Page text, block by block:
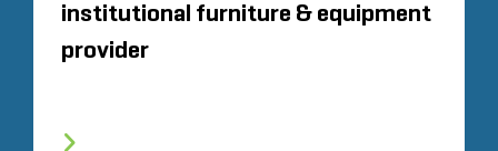
institutional furniture & equipment
provider